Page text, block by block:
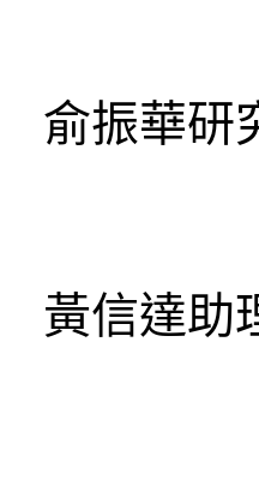
研究
黃信達助